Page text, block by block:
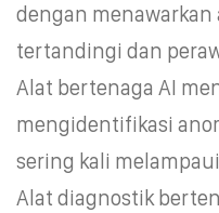
dengan
tertandingi dan
Alat bertenaga AI
mengidentifikasi
sering kali
Alat diagnostik